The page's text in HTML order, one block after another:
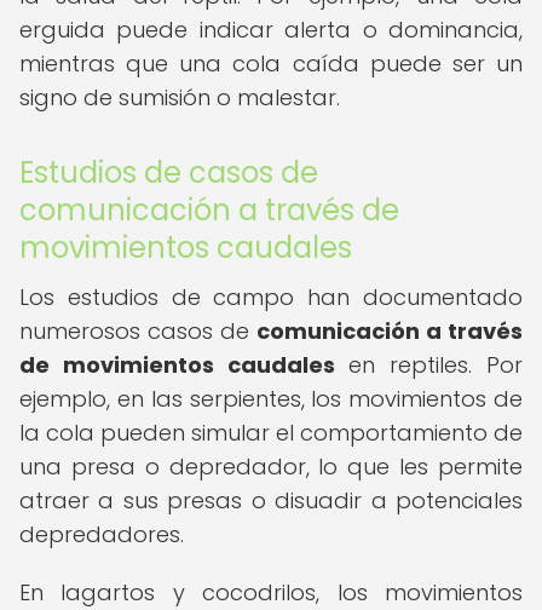
erguida puede indicar alerta o dominancia,
mientras que una cola caída puede ser un
signo de sumisión o malestar.
Estudios de casos de
comunicación a través de
movimientos caudales
Los estudios de campo han documentado
numerosos casos de comunicación a través
de movimientos caudales en reptiles. Por
ejemplo, en las serpientes, los movimientos de
la cola pueden simular el comportamiento de
una presa o depredador, lo que les permite
atraer a sus presas o disuadir a potenciales
depredadores.
En lagartos y cocodrilos, los movimientos